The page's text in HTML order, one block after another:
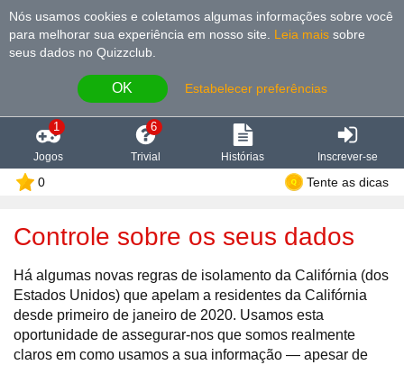
Nós usamos cookies e coletamos algumas informações sobre você
para melhorar sua experiência em nosso site
Leia mais sobre
seus dados no Quizzclub.
OK Estabelecer preferências
1
Jogos
6
Trivial Histórias Inscrever-se
0 Tente as dicas
Controle sobre os seus dados
Há algumas novas regras de isolamento da Califórnia (dos
Estados Unidos) que apelam a residentes da Califórnia
desde primeiro de janeiro de 2020. Usamos esta
oportunidade de assegurar-nos que somos realmente
claros em como usamos a sua informação — apesar de